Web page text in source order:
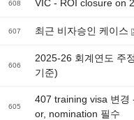
608 VIC - ROI closure on
607 최근 비자승인 케이스
606
2025-26 회계연도 주
기준)
605
407 training visa 변경
or, nomination 필수